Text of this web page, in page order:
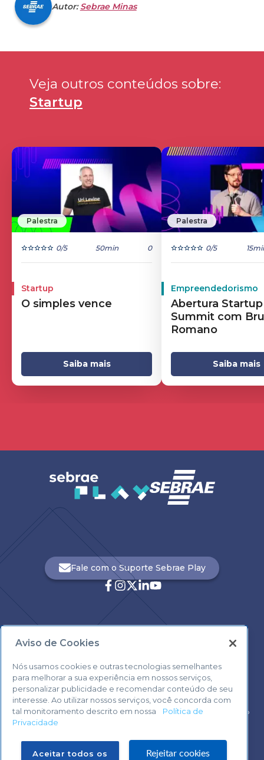
Autor:Sebrae Minas
Startup
Palestra
0/5 50min 0
Startup
O simples vence
Saiba mais
Palestra
0/5
Empreendedorismo
Abertura Startup
Summit com
Romano
Saiba mais
0800 570 0800
Fale com o Suporte Sebrae Play
Voltar ao topo
Aviso de Cookies
Nós usamos cookies e outras tecnologias semelhantes
para melhorar a sua experiência em nossos serviços,
personalizar publicidade e recomendar conteúdo de seu
interesse. Ao utilizar nossos serviços, você concorda com
tal monitoramento descrito em nossa
Política de
Privacidade
Aceitar todos os
Rejeitar cookies